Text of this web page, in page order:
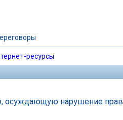
ресурсы
осуждающую нарушение прав